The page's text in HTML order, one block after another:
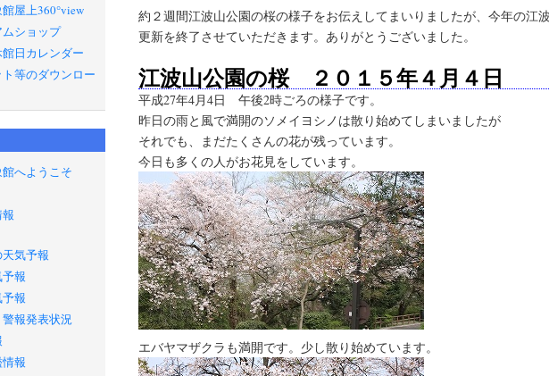
約２週間江波山公園の桜の様子をお伝えしてまいりましたが、今年の江
更新を終了させていただきます。ありがとうございました。
江波山公園の桜 ２０１５年４月４日
平成27年4月4日 午後2時ごろの様子です。
昨日の雨と風で満開のソメイヨシノは散り始めてしまいましたが
それでも、まだたくさんの花が残っています。
今日も多くの人がお花見をしています。
エバヤマザクラも満開です。少し散り始めています。
屋上360°view
ムショップ
日カレンダー
等のダウンロー
へようこそ
気予報
報
報
報発表状況
報